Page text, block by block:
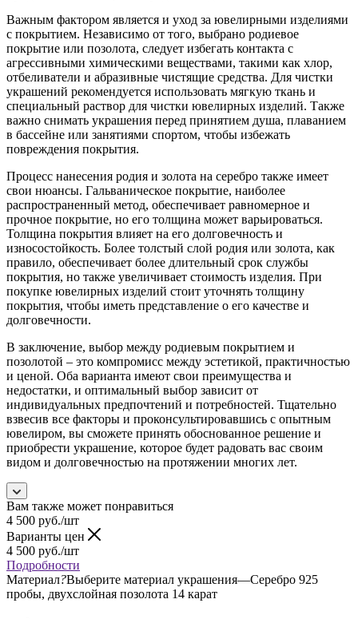
Важным фактором является и уход за ювелирными изделиями
с покрытием. Независимо от того, выбрано родиевое
покрытие или позолота, следует избегать контакта с
агрессивными химическими веществами, такими как хлор,
отбеливатели и абразивные чистящие средства. Для чистки
украшений рекомендуется использовать мягкую ткань и
специальный раствор для чистки ювелирных изделий. Также
важно снимать украшения перед принятием душа, плаванием
в бассейне или занятиями спортом, чтобы избежать
повреждения покрытия.
Процесс нанесения родия и золота на серебро также имеет
свои нюансы. Гальваническое покрытие, наиболее
распространенный метод, обеспечивает равномерное и
прочное покрытие, но его толщина может варьироваться.
Толщина покрытия влияет на его долговечность и
износостойкость. Более толстый слой родия или золота, как
правило, обеспечивает более длительный срок службы
покрытия, но также увеличивает стоимость изделия. При
покупке ювелирных изделий стоит уточнять толщину
покрытия, чтобы иметь представление о его качестве и
долговечности.
В заключение, выбор между родиевым покрытием и
позолотой – это компромисс между эстетикой, практичностью
и ценой. Оба варианта имеют свои преимущества и
недостатки, и оптимальный выбор зависит от
индивидуальных предпочтений и потребностей. Тщательно
взвесив все факторы и проконсультировавшись с опытным
ювелиром, вы сможете принять обоснованное решение и
приобрести украшение, которое будет радовать вас своим
видом и долговечностью на протяжении многих лет.
Вам также может понравиться
4 500 руб./шт
Варианты цен
4 500 руб./шт
Подробности
Материал?Выберите материал украшения—Серебро 925
пробы, двухслойная позолота 14 карат